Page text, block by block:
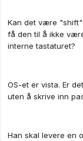
Kan det være "shift"
få den til å ikke
interne tastaturet?
OS-et er vista. Er
uten å skrive inn
Han skal levere en